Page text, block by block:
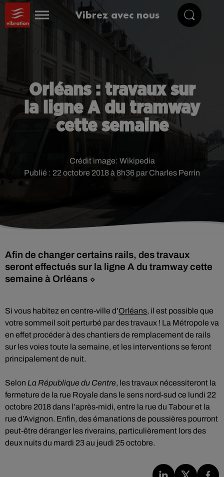
Vibrez avec nous
Orléans : travaux sur
la ligne A du tramway
cette semaine
Publié : 22 octobre 2018 à 8h36 par Charles Perrin
Crédit image: Wikipedia
Afin de changer certains rails, des travaux
seront effectués sur la ligne A du tramway cette
semaine à Orléans ⬦
Si vous habitez en centre-ville d’Orléans, il est possible que
votre sommeil soit perturbé par des travaux ! La Métropole va
en effet procéder à des chantiers de remplacement de rails
sur les voies toute la semaine, et les interventions se feront
principalement de nuit.
Selon La République du Centre, les travaux nécessiteront la
fermeture de la rue Royale dans le sens nord-sud ce lundi 22
octobre 2018 dans l’après-midi, entre la rue du Tabour et la
rue d’Avignon. Enfin, des émanations de poussières pourront
peut-être déranger les riverains, particulièrement lors des
deux nuits du mardi 23 au jeudi 25 octobre.